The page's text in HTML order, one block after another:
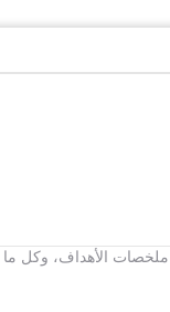
ملخصات الأهداف،